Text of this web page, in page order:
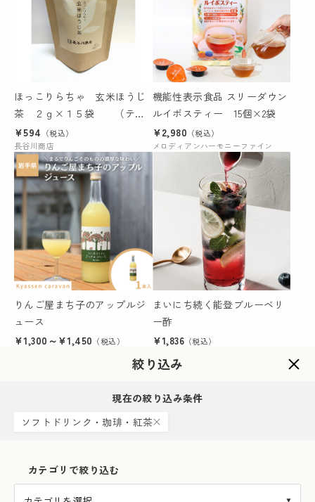
ほっこりらちゃ 玄米ほうじ
茶 ２ｇ×１５袋 （テト
ラタグ付ティーバッグ）
¥594 （税込）
長谷川商店
機能性表示食品 スリーダウン
ルイボスティー 15個×2袋
¥2,980 （税込）
メロディアンハーモニーファイン
りんご屋まち子のアップルジ
ュース
¥1,300～¥1,450 （税込）
まいにち続く能登ブルーベリ
ー酢
¥1,836 （税込）
絞り込み
現在の絞り込み条件
ソフトドリンク・珈琲・紅茶
カテゴリで絞り込む